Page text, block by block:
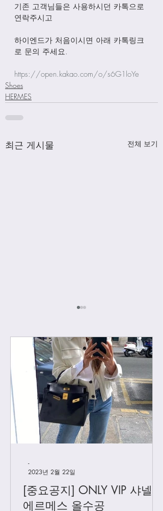
기존 고객님들은 사용하시던 카톡으로
연락주시고
하이엔드가 처음이시면 아래 카톡링크
로 문의 주세요.
https://open.kakao.com/o/s6G1loYe
Shoes
HERMES
최근 게시물 전체 보기
[우버급 슈즈] 샤넬 발레
리나 / 슬링백
[중요공지] ONLY VIP 샤넬 +
에르메스 올수공
-
2023년 2월 22일